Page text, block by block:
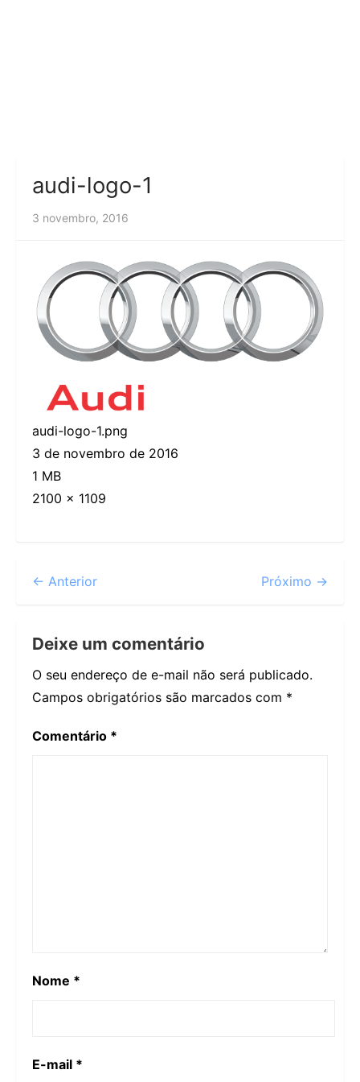
audi-logo-1
3 novembro, 2016
audi-logo-1.png
3 de novembro de 2016
1 MB
2100 × 1109
← Anterior Próximo →
Deixe um comentário
O seu endereço de e-mail não será publicado.
Campos obrigatórios são marcados com *
Comentário *
Nome *
E-mail *